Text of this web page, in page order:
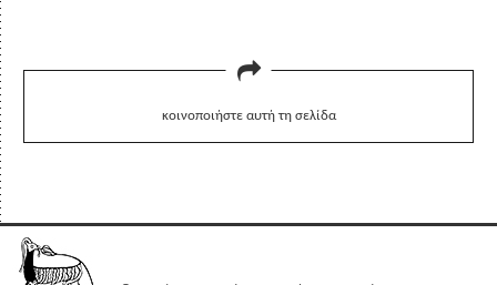
κοινοποιήστε αυτή τη σελίδα